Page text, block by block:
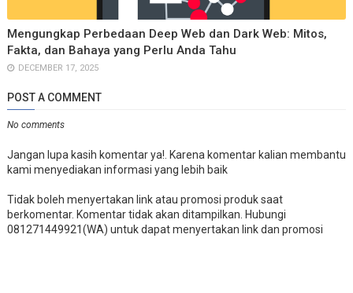
Mengungkap Perbedaan Deep Web dan Dark Web: Mitos,
Fakta, dan Bahaya yang Perlu Anda Tahu
DECEMBER 17, 2025
POST A COMMENT
No comments
Jangan lupa kasih komentar ya!. Karena komentar kalian membantu
kami menyediakan informasi yang lebih baik
Tidak boleh menyertakan link atau promosi produk saat
berkomentar. Komentar tidak akan ditampilkan. Hubungi
081271449921(WA) untuk dapat menyertakan link dan promosi